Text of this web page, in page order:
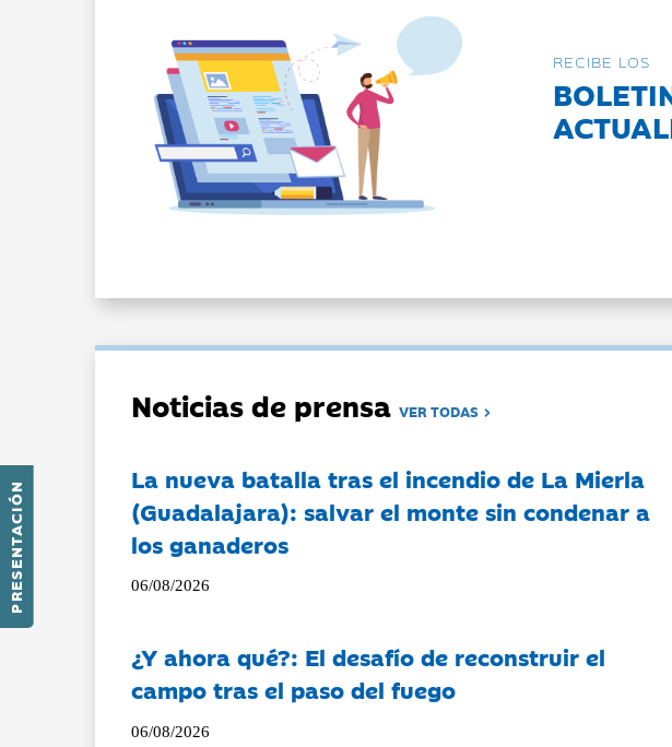
PRESENTACIÓN
RECIBE LOS
Noticias de prensaVER TODAS
La nueva batalla tras el incendio de La Mierla
(Guadalajara): salvar el monte sin condenar a
los ganaderos
06/08/2026
¿Y ahora qué?: El desafío de reconstruir el
campo tras el paso del fuego
06/08/2026